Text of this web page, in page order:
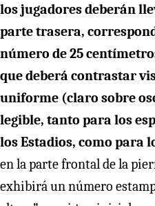
los jugadores deberán
parte trasera,
número de 25
que deberá contrastar
uniforme (claro sobre
legible, tanto para los
los Estadios, como para
en la parte frontal de la
exhibirá un número